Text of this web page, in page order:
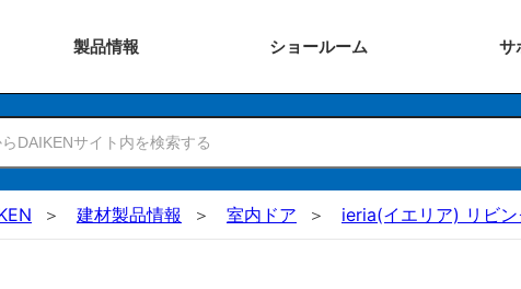
製品情報 ショールーム サ
建材製品情報 室内ドア ieria(イエリア) リビ